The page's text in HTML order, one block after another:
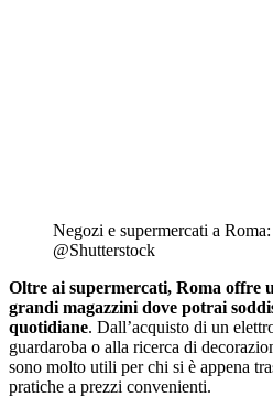
Negozi e supermercati a
@Shutterstock
Oltre ai supermercati, Roma offre
grandi magazzini dove potrai
quotidiane. Dall’acquisto di un
guardaroba o alla ricerca di
sono molto utili per chi si è appena
pratiche a prezzi convenienti.